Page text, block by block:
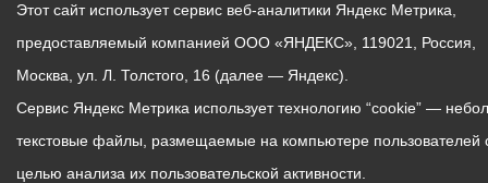
Этот сайт использует сервис веб-аналитики Яндекс Метрика,
предоставляемый компанией ООО «ЯНДЕКС», 119021, Россия,
Москва, ул. Л. Толстого, 16 (далее — Яндекс).
Сервис Яндекс Метрика использует технологию “cookie” —
текстовые файлы, размещаемые на компьютере пользователей
целью анализа их пользовательской активности.